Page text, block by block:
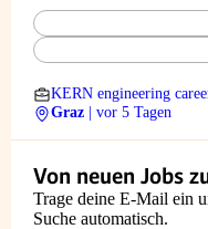
KERN engineering
Graz
| vor 5 Tagen
Von neuen Jobs
Trage deine E-Mail ein
Suche automatisch.